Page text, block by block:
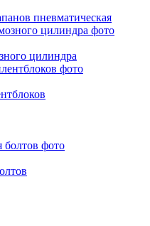
пневматическая
цилиндра